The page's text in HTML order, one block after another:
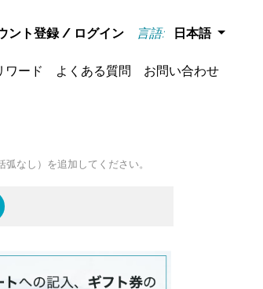
ント登録/ ログイン 言語: 日本語
ワード よくある質問 お問い合わせ
弧なし）を追加してください。